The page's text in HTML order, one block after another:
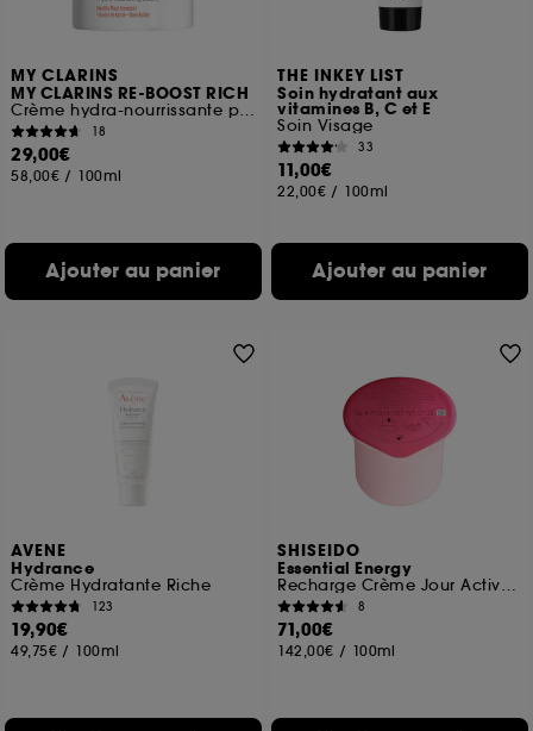
MY CLARINS
MY CLARINS RE-BOOST RICH
Crème hydra-nourrissante peaux sèches
18
29,00€
58,00€ / 100ml
Ajouter au panier
THE INKEY LIST
Soin hydratant aux
vitamines B, C et E
Soin Visage
33
11,00€
22,00€ / 100ml
Ajouter au panier
AVENE
Hydrance
Crème Hydratante Riche
123
19,90€
49,75€ / 100ml
SHISEIDO
Essential Energy
Recharge Crème Jour Activatrice d'Hydratation SPF20
8
71,00€
142,00€ / 100ml